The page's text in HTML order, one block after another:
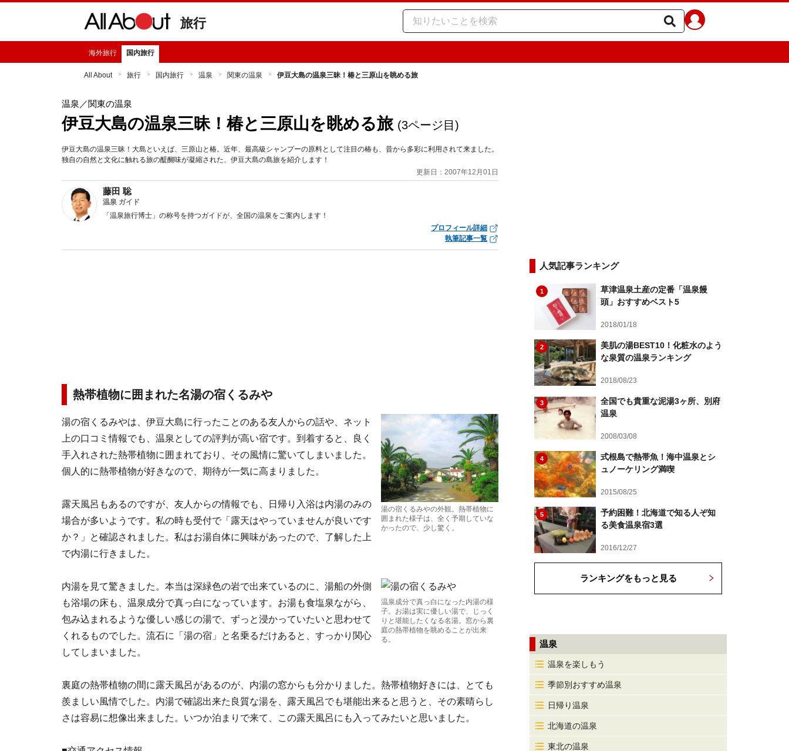
旅行
海外旅行 国内旅行
All About 旅行 国内旅行 温泉 関東の温泉 伊豆大島の温泉三昧！椿と三原山を眺める旅
温泉 ／関東の温泉
伊豆大島の温泉三昧！椿と三原山を眺める旅 (3ページ目)
伊豆大島の温泉三昧！大島といえば、三原山と椿。近年、最高級シャンプーの原料として注目の椿も、昔から多彩に利用されて来ました。
独自の自然と文化に触れる旅の醍醐味が凝縮された、伊豆大島の島旅を紹介します！
更新日：2007年12月01日
藤田 聡
温泉 ガイド
「温泉旅行博士」の称号を持つガイドが、全国の温泉をご案内します！
プロフィール詳細
執筆記事一覧
熱帯植物に囲まれた名湯の宿くるみや
湯の宿くるみやの外観。熱帯植物に
囲まれた様子は、全く予期していな
かったので、少し驚く。
湯の宿くるみやは、伊豆大島に行ったことのある友人からの話や、ネット
上の口コミ情報でも、温泉としての評判が高い宿です。到着すると、良く
手入れされた熱帯植物に囲まれており、その風情に驚いてしまいました。
個人的に熱帯植物が好きなので、期待が一気に高まりました。
露天風呂もあるのですが、友人からの情報でも、日帰り入浴は内湯のみの
場合が多いようです。私の時も受付で「露天はやっていませんが良いです
か？」と確認されました。私はお湯自体に興味があったので、了解した上
で内湯に行きました。
温泉成分で真っ白になった内湯の様
子。お湯は実に優しい湯で、じっく
りと堪能したくなる名湯。窓から裏
庭の熱帯植物を眺めることが出来
る。
内湯を見て驚きました。本当は深緑色の岩で出来ているのに、湯船の外側
も浴場の床も、温泉成分で真っ白になっています。お湯も食塩泉ながら、
包み込まれるような優しい感じの湯で、ずっと浸かっていたいと思わせて
くれるものでした。流石に「湯の宿」と名乗るだけあると、すっかり関心
してしまいました。
裏庭の熱帯植物の間に露天風呂があるのが、内湯の窓からも分かりました。熱帯植物好きには、とても
羨ましい風情でした。内湯で確認出来た良質な湯を、露天風呂でも堪能出来ると思うと、その素晴らし
さは容易に想像出来ました。いつか泊まりで来て、この露天風呂にも入ってみたいと思いました。
人気記事ランキング
1
草津温泉土産の定番「温泉饅
頭」おすすめベスト5
2018/01/18
2
美肌の湯BEST10！化粧水のよう
な泉質の温泉ランキング
2018/08/23
3
全国でも貴重な泥湯3ヶ所、別府
温泉
2008/03/08
4
式根島で熱帯魚！海中温泉とシ
ュノーケリング満喫
2015/08/25
5
予約困難！北海道で知る人ぞ知
る美食温泉宿3選
2016/12/27
ランキングをもっと見る
温泉
温泉を楽しもう
季節別おすすめ温泉
日帰り温泉
北海道の温泉
東北の温泉